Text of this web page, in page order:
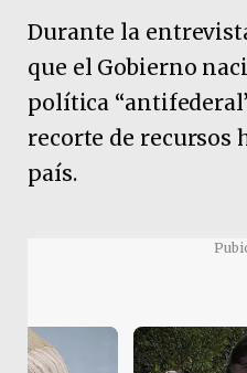
Durante la
que el Gobierno
política
recorte de recursos
país.